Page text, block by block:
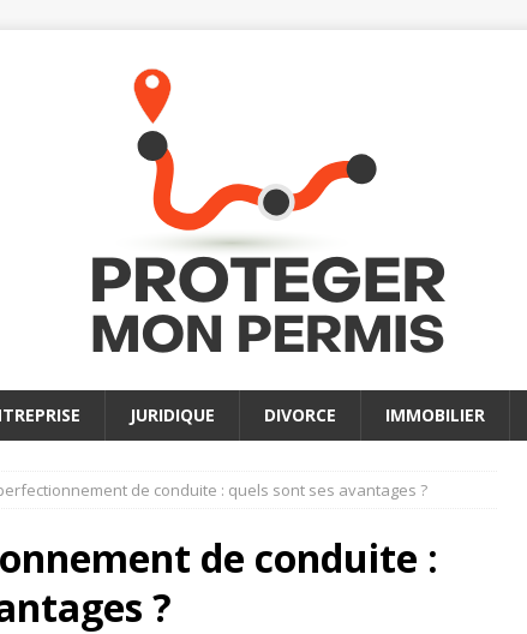
JURIDIQUE DIVORCE IMMOBILIER
de conduite : quels sont ses avantages ?
de conduite :
?